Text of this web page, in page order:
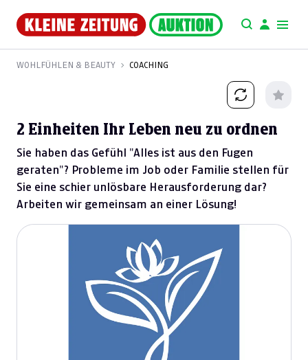
WOHLFÜHLEN & BEAUTY COACHING
2 Einheiten Ihr Leben neu zu ordnen
Sie haben das Gefühl "Alles ist aus den Fugen
geraten"? Probleme im Job oder Familie stellen für
Sie eine schier unlösbare Herausforderung dar?
Arbeiten wir gemeinsam an einer Lösung!